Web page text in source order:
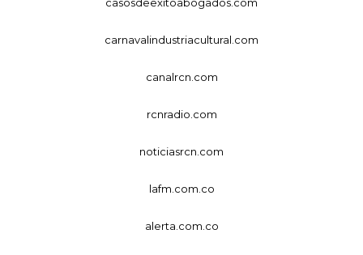
carnavalindustriacultural.com
canalrcn.com
rcnradio.com
noticiasrcn.com
lafm.com.co
alerta.com.co